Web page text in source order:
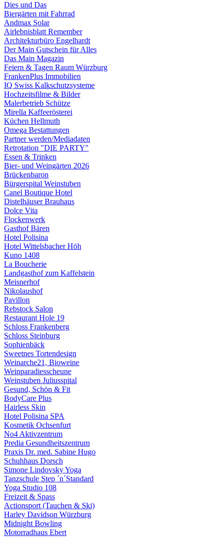
Dies und Das
Biergärten mit Fahrrad
Andmax Solar
Airlebnisblatt Remember
Architekturbüro Engelhardt
Der Main Gutschein für Alles
Das Main Magazin
Feiern & Tagen Raum Würzburg
FrankenPlus Immobilien
IQ Swiss Kalkschutzsysteme
Hochzeitsfilme & Bilder
Malerbetrieb Schütze
Mirella Kaffeerösterei
Küchen Hellmuth
Omega Bestattungen
Partner werden/Mediadaten
Retrotation "DIE PARTY"
Essen & Trinken
Bier- und Weingärten 2026
Brückenbaron
Bürgerspital Weinstuben
Canel Boutique Hotel
Distelhäuser Brauhaus
Dolce Vita
Flockenwerk
Gasthof Bären
Hotel Polisina
Hotel Wittelsbacher Höh
Kuno 1408
La Boucherie
Landgasthof zum Kaffelstein
Meisnerhof
Nikolaushof
Pavillon
Rebstock Salon
Restaurant Hole 19
Schloss Frankenberg
Schloss Steinburg
Sophienbäck
Sweetnes Tortendesign
Weinarche21, Bioweine
Weinparadiesscheune
Weinstuben Juliusspital
Gesund, Schön & Fit
BodyCare Plus
Hairless Skin
Hotel Polisina SPA
Kosmetik Ochsenfurt
No4 Aktivzentrum
Predia Gesundheitszentrum
Praxis Dr. med. Sabine Hugo
Schuhhaus Dorsch
Simone Lindovsky Yoga
Tanzschule Step ´n´Standard
Yoga Studio 108
Freizeit & Spass
Actionsport (Tauchen & Ski)
Harley Davidson Würzburg
Midnight Bowling
Motorradhaus Ebert